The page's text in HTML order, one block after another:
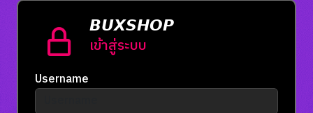
𝘽𝙐𝙓𝙎𝙃𝙊𝙋
เข้าสู่ระบบ
Username